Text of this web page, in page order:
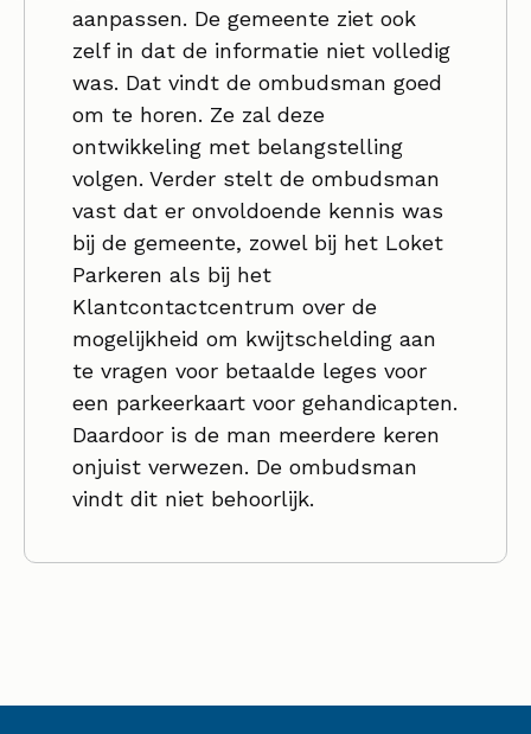
aanpassen. De gemeente ziet ook
zelf in dat de informatie niet volledig
was. Dat vindt de ombudsman goed
om te horen. Ze zal deze
ontwikkeling met belangstelling
volgen. Verder stelt de ombudsman
vast dat er onvoldoende kennis was
bij de gemeente, zowel bij het Loket
Parkeren als bij het
Klantcontactcentrum over de
mogelijkheid om kwijtschelding aan
te vragen voor betaalde leges voor
een parkeerkaart voor gehandicapten.
Daardoor is de man meerdere keren
onjuist verwezen. De ombudsman
vindt dit niet behoorlijk.